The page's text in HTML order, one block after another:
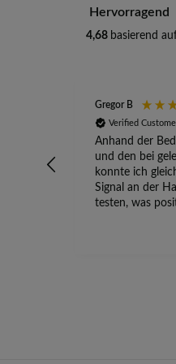
Hervorragend
4,68 basierend
Gregor B
Verified
Anhand der
und den bei
konnte ich
Signal an der
testen, was
der